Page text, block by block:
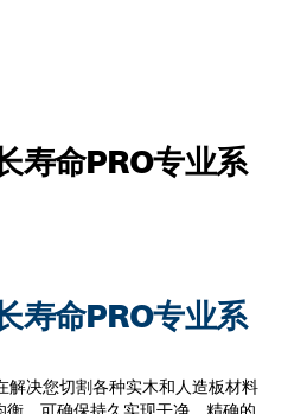
寿命PRO专业系
寿命PRO专业系
解决您切割各种实木和人造板材料